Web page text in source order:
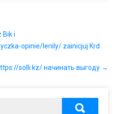
Bik i
opinie/lenily/ zainicjuj Krd
solli.kz/ начинать выгоду →